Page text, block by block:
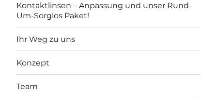
eyeLounge.berlin
Kontaktlinsen – Anpassung und unser Rund-
Um-Sorglos Paket!
Ihr Weg zu uns
Konzept
Team